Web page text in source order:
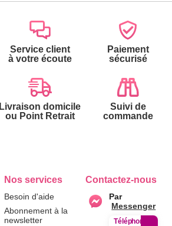
Service client
à votre écoute
Paiement
sécurisé
Livraison domicile
ou Point Retrait
Suivi de
commande
Nos services
Besoin d'aide
Abonnement à la
newsletter
Contactez-nous
Par
Messenger
Téléphone